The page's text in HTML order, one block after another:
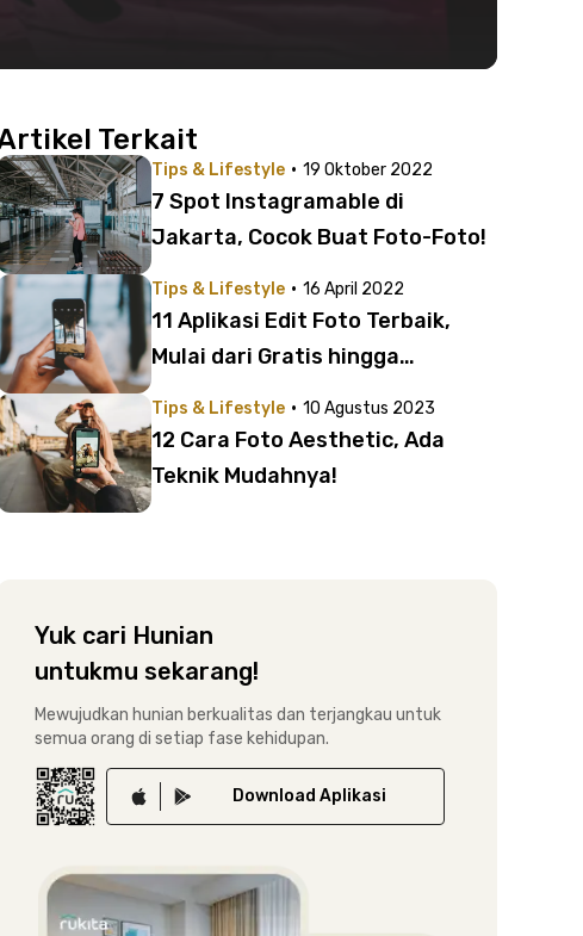
Terkait
Tips & Lifestyle · 19 Oktober 2022
7 Spot Instagramable di
Jakarta, Cocok Buat Foto-Foto!
Tips & Lifestyle · 16 April 2022
11 Aplikasi Edit Foto Terbaik,
Mulai dari Gratis hingga
Tips & Lifestyle · 10 Agustus 2023
12 Cara Foto Aesthetic, Ada
Teknik Mudahnya!
Yuk cari Hunian
untukmu sekarang!
Mewujudkan hunian berkualitas dan terjangkau untuk
semua orang di setiap fase kehidupan.
Download Aplikasi